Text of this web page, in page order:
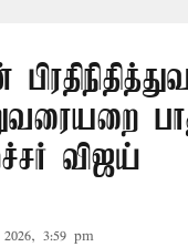
விஜய்
3:59 pm